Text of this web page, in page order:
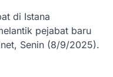
di Istana
pejabat baru
Senin (8/9/2025).